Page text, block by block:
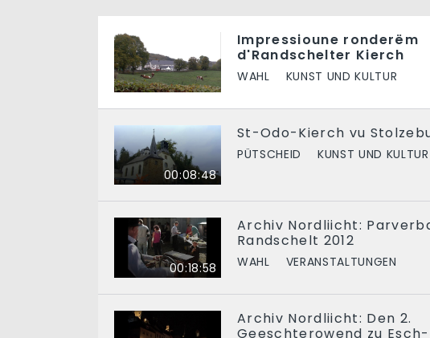
Impressioune ronderëm
d'Randschelter Kierch
WAHL KUNST UND KULTUR
00:08:48
St-Odo-Kierch vu
PÜTSCHEID KUNST UND KULTUR
00:18:58
Archiv Nordliicht:
Randschelt 2012
WAHL VERANSTALTUNGEN
Archiv Nordliicht: Den 2.
Geeschterowend zu